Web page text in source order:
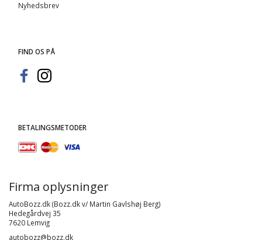
Nyhedsbrev
FIND OS PÅ
BETALINGSMETODER
Firma oplysninger
AutoBozz.dk (Bozz.dk v/ Martin Gavlshøj Berg)
Hedegårdvej 35
7620 Lemvig
autobozz@bozz.dk